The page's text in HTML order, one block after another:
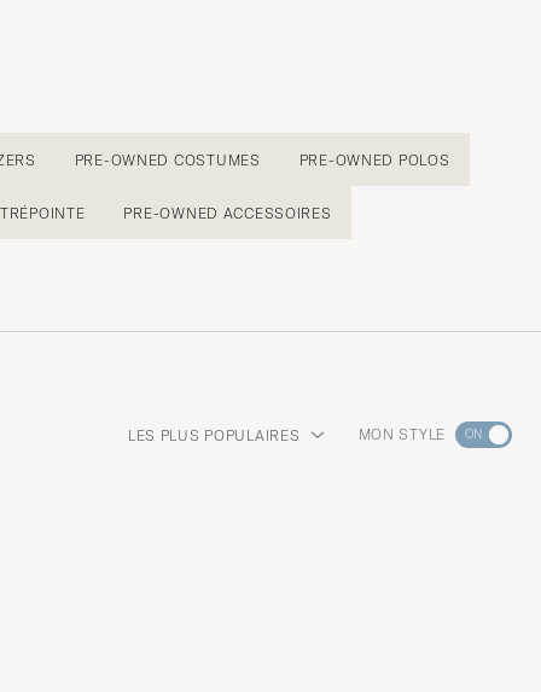
PRE-OWNED COSTUMES PRE-OWNED POLOS
PRE-OWNED ACCESSOIRES
LES PLUS POPULAIRES MON STYLE Rendez-